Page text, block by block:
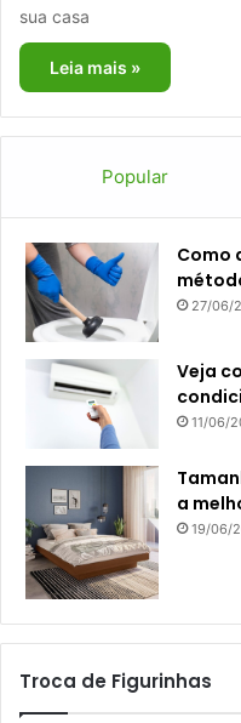
sua casa
Leia mais »
Popular
Como
27/06/
Veja
11/06/
a
19/06/
Troca de Figurinhas